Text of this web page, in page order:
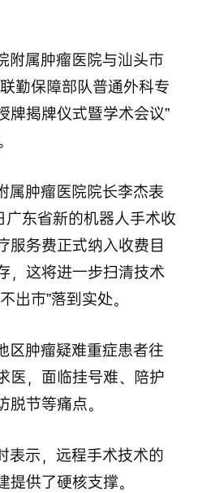
附属肿瘤医院与汕头市
勤保障部队普通外科专
牌揭牌仪式暨学术会议”
属肿瘤医院院长李杰表
东省新的机器人手术收
服务费正式纳入收费目
，这将进一步扫清技术
出市”落到实处。
区肿瘤疑难重症患者往
医，面临挂号难、陪护
脱节等痛点。
表示，远程手术技术的
提供了硬核支撑。